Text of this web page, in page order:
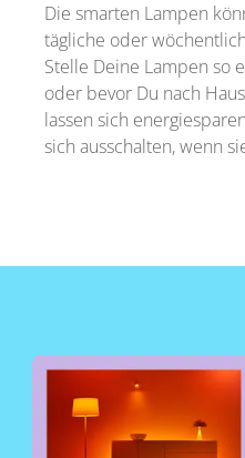
Die smarten Lampen
tägliche oder
Stelle Deine Lampen so
oder bevor Du nach
lassen sich
sich ausschalten, wenn